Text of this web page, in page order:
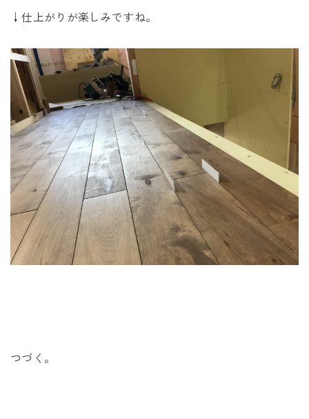
↓仕上がりが楽しみですね。
つづく。